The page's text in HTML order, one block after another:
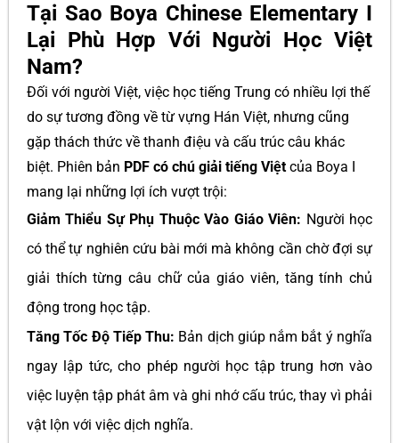
Tại Sao Boya Chinese Elementary I
Lại Phù Hợp Với Người Học Việt
Nam?
Đối với người Việt, việc học tiếng Trung có nhiều lợi thế
do sự tương đồng về từ vựng Hán Việt, nhưng cũng
gặp thách thức về thanh điệu và cấu trúc câu khác
biệt. Phiên bản PDF có chú giải tiếng Việt của Boya I
mang lại những lợi ích vượt trội:
Giảm Thiểu Sự Phụ Thuộc Vào Giáo Viên: Người học
có thể tự nghiên cứu bài mới mà không cần chờ đợi sự
giải thích từng câu chữ của giáo viên, tăng tính chủ
động trong học tập.
Tăng Tốc Độ Tiếp Thu: Bản dịch giúp nắm bắt ý nghĩa
ngay lập tức, cho phép người học tập trung hơn vào
việc luyện tập phát âm và ghi nhớ cấu trúc, thay vì phải
vật lộn với việc dịch nghĩa.